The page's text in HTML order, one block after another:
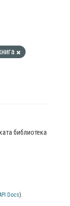
библиотека
Docs).